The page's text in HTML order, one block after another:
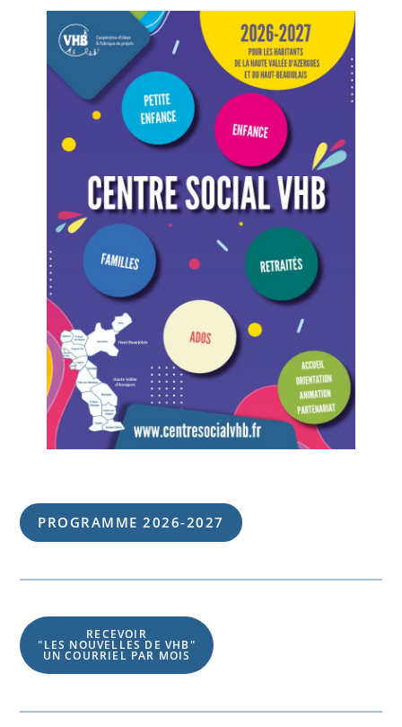
PROGRAMME 2026-2027
RECEVOIR
"LES NOUVELLES DE VHB"
UN COURRIEL PAR MOIS